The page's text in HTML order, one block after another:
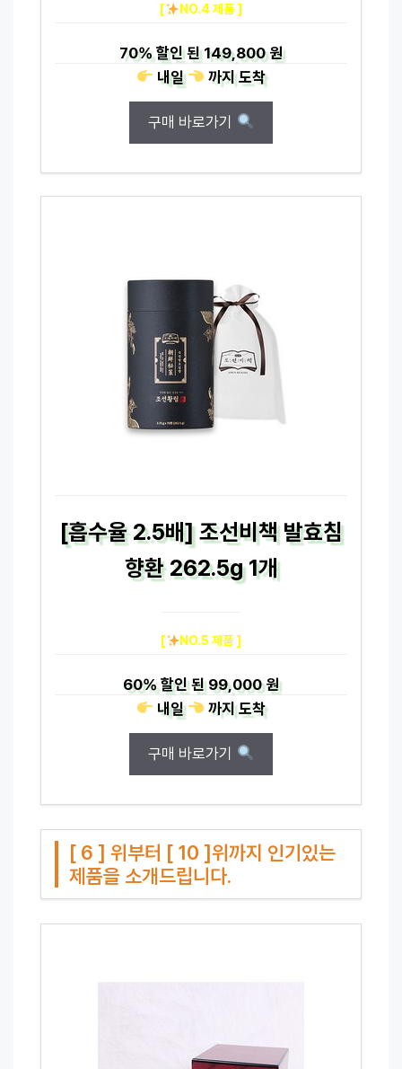
[ NO.4 제품 ]
70%할인 된149,800 원
내일
까지도착
구매 바로가기
[흡수율 2.5배] 조선비책 발효침
향환 262.5g 1개
[ NO.5 제품 ]
60%할인 된99,000 원
내일
까지도착
구매 바로가기
[ 6 ] 위부터 [ 10 ]위까지 인기있는
제품을 소개드립니다.